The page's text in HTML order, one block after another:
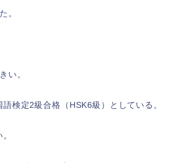
。
い。
検定2級合格（HSK6級）としている。